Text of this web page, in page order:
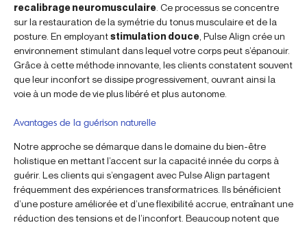
recalibrage neuromusculaire . Ce processus se concentre
sur la restauration de la symétrie du tonus musculaire et de la
posture. En employantstimulation douce , Pulse Align crée un
environnement stimulant dans lequel votre corps peut s’épanouir.
Grâce à cette méthode innovante, les clients constatent souvent
que leur inconfort se dissipe progressivement, ouvrant ainsi la
voie à un mode de vie plus libéré et plus autonome.
Avantages de la guérison naturelle
Notre approche se démarque dans le domaine du bien-être
holistique en mettant l’accent sur la capacité innée du corps à
guérir. Les clients qui s’engagent avec Pulse Align partagent
fréquemment des expériences transformatrices. Ils bénéficient
d’une posture améliorée et d’une flexibilité accrue, entraînant une
réduction des tensions et de l’inconfort. Beaucoup notent que